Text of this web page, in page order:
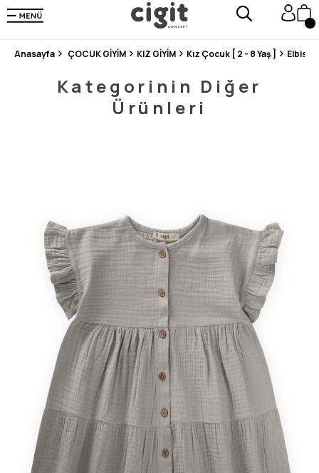
250.000'DEN FAZLA DEĞERLENDİRMEDE 5 ÜZERİNDEN 4.8 PUAN ALDI ⭐⭐⭐⭐⭐
3 MİLYONDAN FAZLA MUTLU MÜŞTERİ ❤️ 10 MİLYON ÜRÜN
Anasayfa ÇOCUK GİYİM KIZ GİYİM Kız Çocuk [ 2 - 8 Yaş ] Elbise
Kategorinin Diğer
Ürünleri